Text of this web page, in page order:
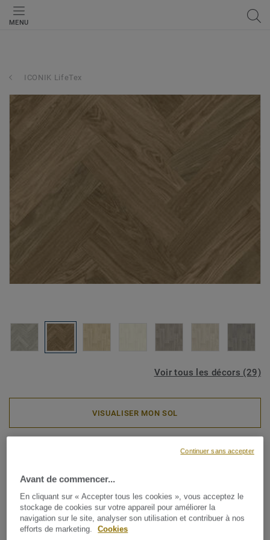
MENU
ICONIK LifeTex
Voir tous les décors (29)
VISUALISER MON SOL
ICONIK LifeTex - Skane
Herringbone WALNUT
Si vous recherchez un revêtement de sol élégant et
abordable, disponible dans une large gamme de styles
Avant de commencer...
En cliquant sur « Accepter tous les cookies », vous acceptez le
stockage de cookies sur votre appareil pour améliorer la
navigation sur le site, analyser son utilisation et contribuer à nos
efforts de marketing.
Cookies
Continuer sans accepter